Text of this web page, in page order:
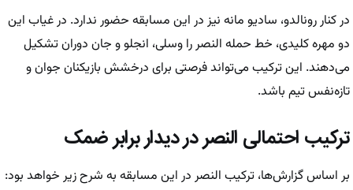
در کنار رونالدو، سادیو مانه نیز در این مسابقه حضور ندارد. در غیاب این
دو مهره کلیدی، خط حمله النصر را وسلی، انجلو و جان دوران تشکیل
می‌دهند. این ترکیب می‌تواند فرصتی برای درخشش بازیکنان جوان و
تازه‌نفس تیم باشد.
ترکیب احتمالی النصر در دیدار برابر ضمک
بر اساس گزارش‌ها، ترکیب النصر در این مسابقه به شرح زیر خواهد بود: